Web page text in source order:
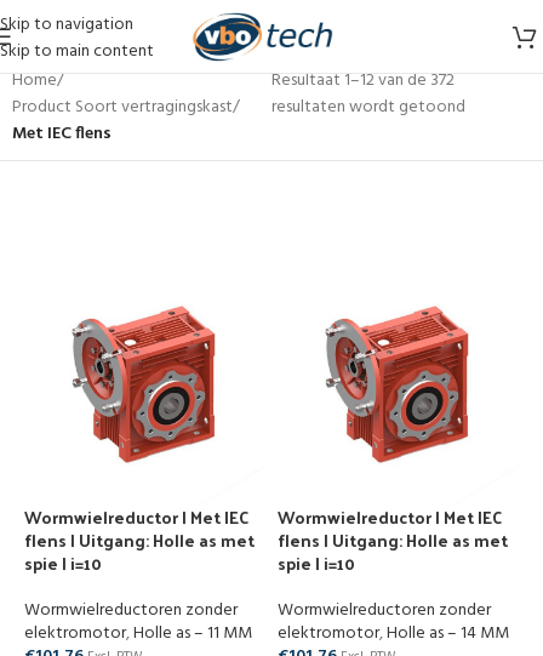
Skip to navigation
Skip to main content
Home/
Product Soort vertragingskast/
Met IEC flens
Resultaat 1–12 van de 372
resultaten wordt getoond
Wormwielreductor | Met IEC
flens | Uitgang: Holle as met
spie | i=10
Wormwielreductoren zonder
elektromotor,Holle as – 11 MM
Wormwielreductor | Met IEC
flens | Uitgang: Holle as met
spie | i=10
Wormwielreductoren zonder
elektromotor,Holle as – 14 MM